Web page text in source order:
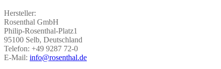
Hersteller:
Rosenthal GmbH
Philip-Rosenthal-Platz1
95100 Selb, Deutschland
Telefon: +49 9287 72-0
E-Mail: info@rosenthal.de